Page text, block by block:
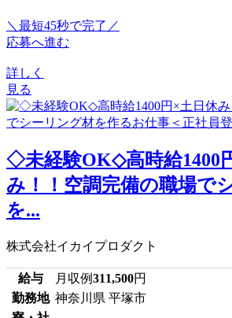
＼最短45秒で完了／
応募へ進む
詳しく
見る
◇未経験OK◇高時給1400
み！！空調完備の職場で
を...
株式会社イカイプロダクト
給与 月収例311,500円
勤務地 神奈川県 平塚市